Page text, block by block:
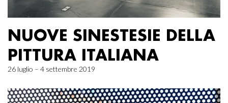
NUOVE SINESTESIE DELLA
PITTURA ITALIANA
26 luglio – 4 settembre 2019